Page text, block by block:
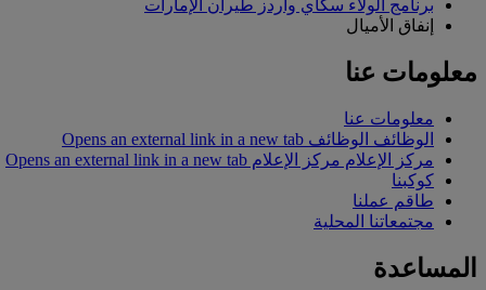
برنامج الولاء سكاي واردز طيران الإمارات
إنفاق الأميال
معلومات عنا
معلومات عنا
الوظائف الوظائف Opens an external link in a new tab
مركز الإعلام مركز الإعلام Opens an external link in a new tab
كوكبنا
طاقم عملنا
مجتمعاتنا المحلية
المساعدة